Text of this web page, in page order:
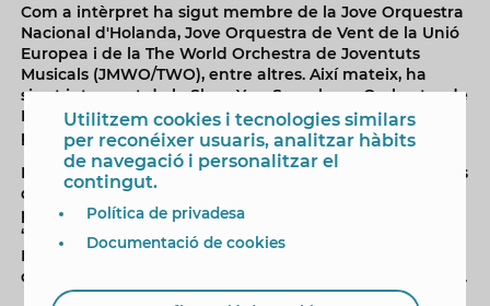
Com a intèrpret ha sigut membre de la Jove Orquestra
Nacional d'Holanda, Jove Orquestra de Vent de la Unió
Europea i de la The World Orchestra de Joventuts
Musicals (JMWO/TWO), entre altres. Així mateix, ha
sigut integrant de la Shen Yun Symphony Orchestra de
Nova York, orquestra amb la qual va realitzar una gira
pels Estats Units.
Dins de la investigació artística dirigix números Treballs
de Final de Grau i Tesis Doctorals. Entre les seues
publicacions destaca la seua reconstrucció de l'òpera
‘Una cosa rara’ de Vicente Martín i Soler, per l'editorial
Dos Concordes. A més, forma part del comité editorial
de l'Anuario de Filosofía de la Música (Oviedo, Espanya).
Utilitzem cookies i tecnologies similars
per reconéixer usuaris, analitzar hàbits
de navegació i personalitzar el
contingut.
Política de privadesa
Documentació de cookies